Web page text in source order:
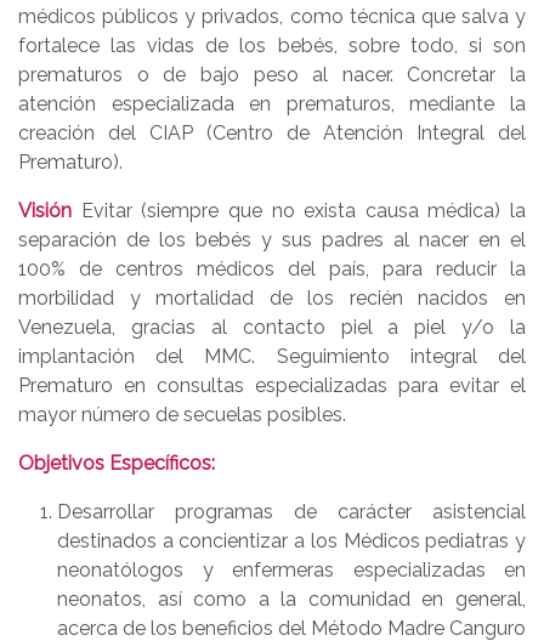
médicos públicos y privados, como técnica que salva y
fortalece las vidas de los bebés, sobre todo, si son
prematuros o de bajo peso al nacer. Concretar la
atención especializada en prematuros, mediante la
creación del CIAP (Centro de Atención Integral del
Prematuro).
Visión Evitar (siempre que no exista causa médica) la
separación de los bebés y sus padres al nacer en el
100% de centros médicos del país, para reducir la
morbilidad y mortalidad de los recién nacidos en
Venezuela, gracias al contacto piel a piel y/o la
implantación del MMC. Seguimiento integral del
Prematuro en consultas especializadas para evitar el
mayor número de secuelas posibles.
Objetivos Específicos:
Desarrollar programas de carácter asistencial
destinados a concientizar a los Médicos pediatras y
neonatólogos y enfermeras especializadas en
neonatos, así como a la comunidad en general,
acerca de los beneficios del Método Madre Canguro